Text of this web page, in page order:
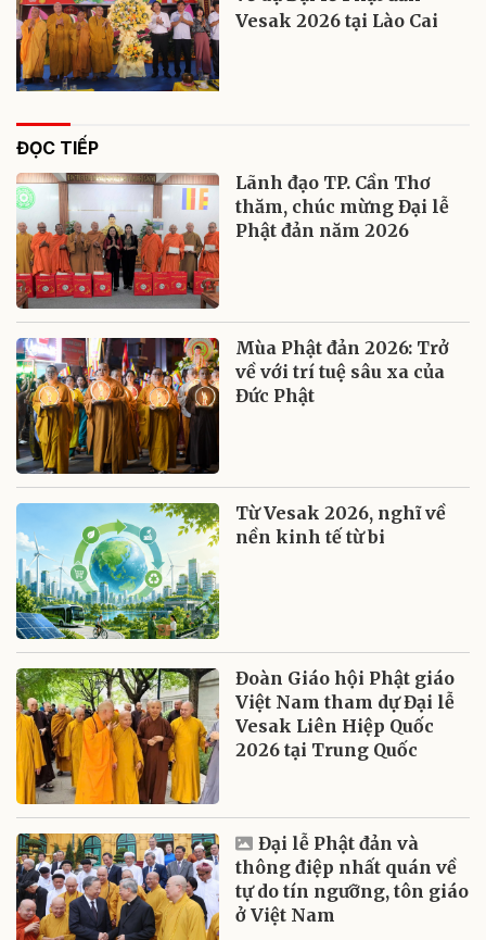
Vesak 2026 tại Lào Cai
ĐỌC TIẾP
Lãnh đạo TP. Cần Thơ
thăm, chúc mừng Đại lễ
Phật đản năm 2026
Mùa Phật đản 2026: Trở
về với trí tuệ sâu xa của
Đức Phật
Từ Vesak 2026, nghĩ về
nền kinh tế từ bi
Đoàn Giáo hội Phật giáo
Việt Nam tham dự Đại lễ
Vesak Liên Hiệp Quốc
2026 tại Trung Quốc
Đại lễ Phật đản và
thông điệp nhất quán về
tự do tín ngưỡng, tôn giáo
ở Việt Nam